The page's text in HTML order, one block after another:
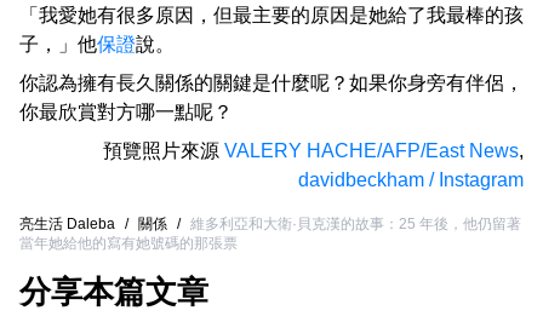
「我愛她有很多原因，但最主要的原因是她給了我最棒的孩
子，」他保證說。
你認為擁有長久關係的關鍵是什麼呢？如果你身旁有伴侶，
你最欣賞對方哪一點呢？
預覽照片來源 VALERY HACHE/AFP/East News,
davidbeckham / Instagram
亮生活 Daleba / 關係 / 維多利亞和大衛·貝克漢的故事：25 年後，他仍留著
當年她給他的寫有她號碼的那張票
分享本篇文章